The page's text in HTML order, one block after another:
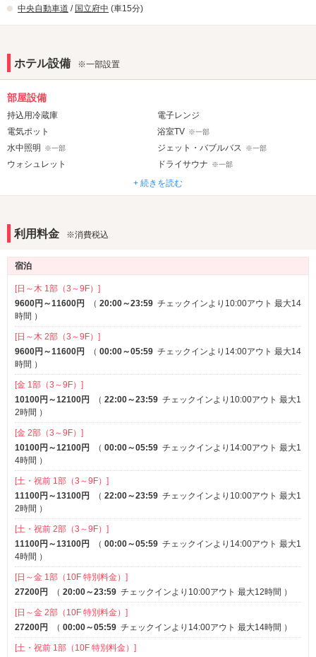
中央自動車道 / 国立府中 (車15分)
ホテル設備 ※一部設置
部屋設備
持込用冷蔵庫
電子レンジ
電気ポット
浴室TV ※一部
水中照明 ※一部 ジェット・バブルバス ※一部
ウォシュレット ドライサウナ ※一部
Wi-Fi
iPhone充電器
ブルーレイプレーヤー ※一部 クロームキャスト ※一部
アメニティ
カールドライヤー ヘアアイロン ※一部
バスローブ
部屋タイプ
3名以上利用可
パーティルーム ※一部
サービス
女子会
+ 続きを読む
利用料金 ※消費税込
宿泊
[日～木 1部（3～9F）]
9600円～11600円
（ 20:00～23:59 チェックインより10:00アウト 最大14
時間 ）
[日～木 2部（3～9F）]
9600円～11600円
（ 00:00～05:59 チェックインより14:00アウト 最大14
時間 ）
[金 1部（3～9F）]
10100円～12100円
（ 22:00～23:59 チェックインより10:00アウト 最大1
2時間 ）
[金 2部（3～9F）]
10100円～12100円
（ 00:00～05:59 チェックインより14:00アウト 最大1
4時間 ）
[土・祝前 1部（3～9F）]
11100円～13100円
（ 22:00～23:59 チェックインより10:00アウト 最大1
2時間 ）
[土・祝前 2部（3～9F）]
11100円～13100円
（ 00:00～05:59 チェックインより14:00アウト 最大1
4時間 ）
[日～金 1部（10F 特別料金）]
27200円
（ 20:00～23:59 チェックインより10:00アウト 最大12時間 ）
[日～金 2部（10F 特別料金）]
27200円
（ 00:00～05:59 チェックインより14:00アウト 最大14時間 ）
[土・祝前 1部（10F 特別料金）]